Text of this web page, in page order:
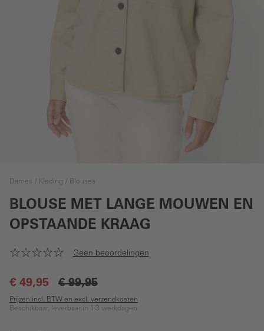
Dames Kleding Blouses
BLOUSE MET LANGE MOUWEN EN
OPSTAANDE KRAAG
Geen beoordelingen
€ 49,95 € 99,95
Prijzen incl. BTW en excl. verzendkosten
Beschikbaar, leverbaar in 1-3 werkdagen